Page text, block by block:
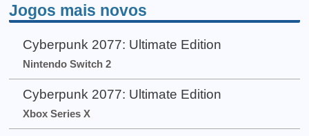
Jogos mais novos
Cyberpunk 2077: Ultimate Edition
Nintendo Switch 2
Cyberpunk 2077: Ultimate Edition
Xbox Series X